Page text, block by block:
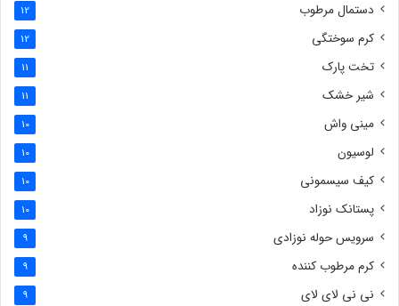
دستمال مرطوب 12
کرم سوختگی 12
تخت پارک 11
شیر خشک 11
مینی واش 10
لوسیون 10
کیف سیسمونی 10
پستانک نوزاد 10
سرویس حوله نوزادی 9
کرم مرطوب کننده 9
نی نی لای لای 9